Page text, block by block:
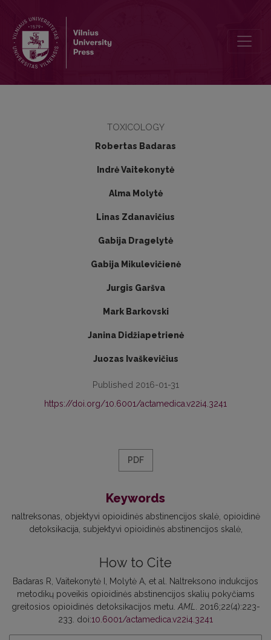
TOXICOLOGY
Robertas Badaras
Indrė Vaitekonytė
Alma Molytė
Linas Zdanavičius
Gabija Dragelytė
Gabija Mikulevičienė
Jurgis Garšva
Mark Barkovski
Janina Didžiapetrienė
Juozas Ivaškevičius
Published 2016-01-31
https://doi.org/10.6001/actamedica.v22i4.3241
PDF
Keywords
naltreksonas objektyvi opioidinės abstinencijos skalė opioidinė
detoksikacija subjektyvi opioidinės abstinencijos skalė
How to Cite
Badaras R, Vaitekonytė I, Molytė A, et al. Naltreksono indukcijos
metodikų poveikis opioidinės abstinencijos skalių pokyčiams
greitosios opioidinės detoksikacijos metu. AML
. 2016;22(4):223-
233. doi:10.6001/actamedica.v22i4.3241